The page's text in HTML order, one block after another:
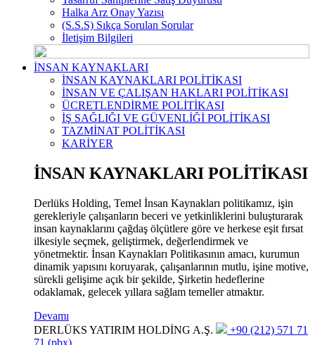
Halka Arz Onay Yazısı
(S.S.S) Sıkça Sorulan Sorular
İletişim Bilgileri
İNSAN KAYNAKLARI
İNSAN KAYNAKLARI POLİTİKASI
İNSAN VE ÇALIŞAN HAKLARI POLİTİKASI
ÜCRETLENDİRME POLİTİKASI
İŞ SAĞLIĞI VE GÜVENLİĞİ POLİTİKASI
TAZMİNAT POLİTİKASI
KARİYER
İNSAN KAYNAKLARI POLİTİKASI
Derlüks Holding, Temel İnsan Kaynakları politikamız, işin
gerekleriyle çalışanların beceri ve yetkinliklerini buluşturarak
insan kaynaklarını çağdaş ölçütlere göre ve herkese eşit fırsat
ilkesiyle seçmek, geliştirmek, değerlendirmek ve
yönetmektir. İnsan Kaynakları Politikasının amacı, kurumun
dinamik yapısını koruyarak, çalışanlarının mutlu, işine motive,
sürekli gelişime açık bir şekilde, Şirketin hedeflerine
odaklamak, gelecek yıllara sağlam temeller atmaktır.
Devamı
DERLÜKS YATIRIM HOLDİNG A.Ş.
+90 (212) 571 71
71 (pbx)